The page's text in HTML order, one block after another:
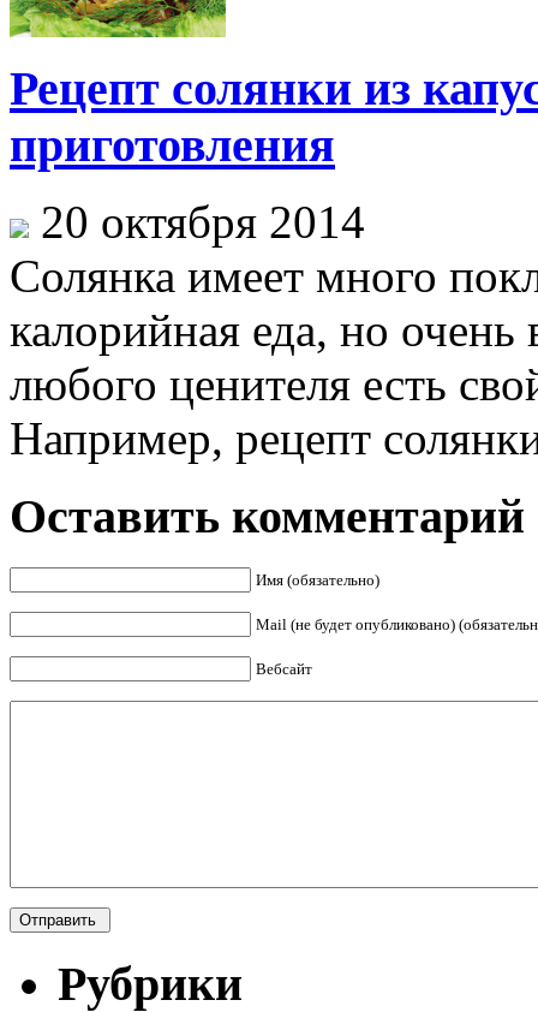
Рецепт солянки из
приготовления
20 октября 2014
Солянка имеет много
калорийная еда, но очень
любого ценителя есть
Например, рецепт
Оставить комментарий
Имя (обязательно)
Mail (не будет опубликовано)
Вебсайт
Рубрики